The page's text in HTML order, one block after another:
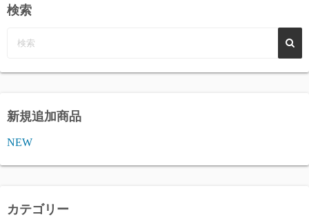
検索
新規追加商品
NEW
カテゴリー